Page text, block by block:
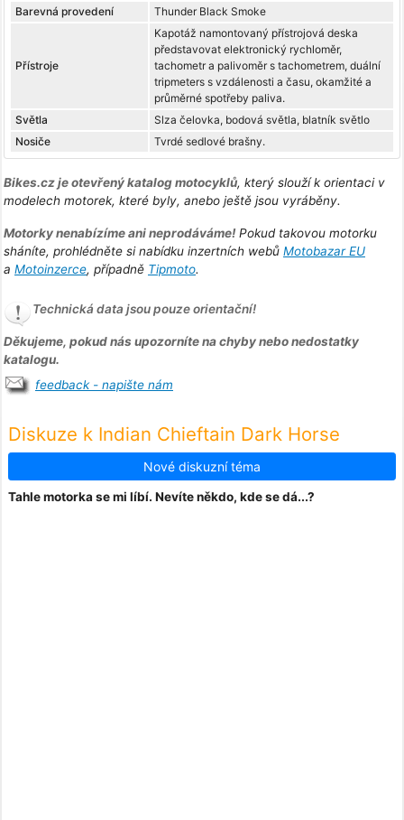
Barevná provedení
Thunder Black Smoke
Přístroje
Kapotáž namontovaný přístrojová deska
představovat elektronický rychloměr,
tachometr a palivoměr s tachometrem, duální
tripmeters s vzdálenosti a času, okamžité a
průměrné spotřeby paliva.
Světla
Slza čelovka, bodová světla, blatník světlo
Nosiče
Tvrdé sedlové brašny.
Bikes.cz je otevřený katalog motocyklů, který slouží k orientaci v
modelech motorek, které byly, anebo ještě jsou vyráběny.
Motorky nenabízíme ani neprodáváme!Pokud takovou motorku
sháníte, prohlédněte si nabídku inzertních webů Motobazar EU
a Motoinzerce, případně Tipmoto.
Technická data jsou pouze orientační!
Děkujeme, pokud nás upozorníte na chyby nebo nedostatky
katalogu.
feedback - napište nám
Diskuze k Indian Chieftain Dark Horse
Nové diskuzní téma
Tahle motorka se mi líbí. Nevíte někdo, kde se dá...?